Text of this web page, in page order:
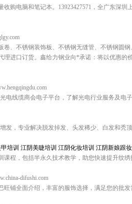
购电脑和笔记本。13923427571，全广东深
、不锈钢装饰板、不锈钢无缝管、不锈钢圆
理进口订货。鑫给力钢业向*承诺：将以优惠
电线缆商会电子平台，了解光电行业服务及电
发，专业解决脱发掉发、头发稀少、白发和秃
培训 江阴美睫培训 江阴化妆培训 江阴新娘跟妆
课程，包括半永久技术教学，助您快速提升纹
difushi.com
铺全面介绍，丰富的服饰选择，满足您的批发